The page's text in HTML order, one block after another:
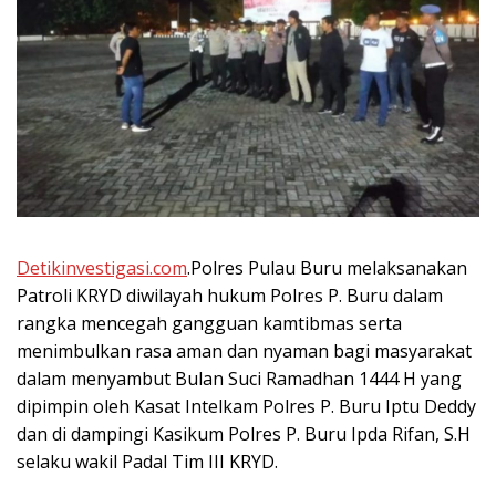
Detikinvestigasi.com.Polres Pulau Buru melaksanakan
Patroli KRYD diwilayah hukum Polres P. Buru dalam
rangka mencegah gangguan kamtibmas serta
menimbulkan rasa aman dan nyaman bagi masyarakat
dalam menyambut Bulan Suci Ramadhan 1444 H yang
dipimpin oleh Kasat Intelkam Polres P. Buru Iptu Deddy
dan di dampingi Kasikum Polres P. Buru Ipda Rifan, S.H
selaku wakil Padal Tim III KRYD.